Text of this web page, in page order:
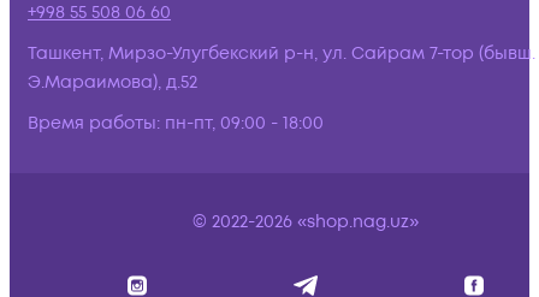
+998 55 508 06 60
Ташкент, Мирзо-Улугбекский р-н, ул. Сайрам 7-тор (бывш.
Э.Мараимова), д.52
Время работы: пн-пт, 09:00 - 18:00
© 2022-2026 «shop.nag.uz»